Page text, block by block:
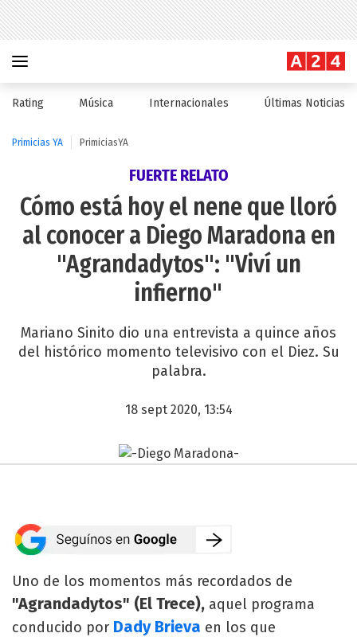
Rating Música Internacionales Últimas Noticias
Primicias YA PrimiciasYA
FUERTE RELATO
Cómo está hoy el nene que lloró
al conocer a Diego Maradona en
"Agrandadytos": "Viví un
infierno"
Mariano Sinito dio una entrevista a quince años
del histórico momento televisivo con el Diez. Su
palabra.
18 sept 2020, 13:54
Uno de los momentos más recordados de
"Agrandadytos" (El Trece), aquel programa
conducido por Dady Brieva en los que